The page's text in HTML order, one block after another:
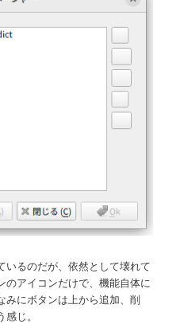
いるのだが、依然として壊れて
のアイコンだけで、機能自体に
みにボタンは上から追加、削
じ。